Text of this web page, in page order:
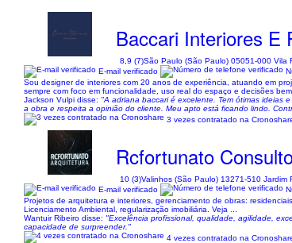
Baccari Interiores E
8,9 (7)São Paulo (São Paulo) 05051-000 Vila
E-mail verificado
Sou designer de interiores com 20 anos de experiência, atuando em
sempre com foco em funcionalidade, uso real do espaço e decisões
Jackson Vulpi disse: "A adriana baccari é excelente. Tem ótimas ideias
a obra e respeita a opinião do cliente. Meu apto está ficando lindo.
3 vezes contratado na
Rcfortunato
10 (3)Valinhos (São Paulo) 13271-510 Jardim
E-mail verificado
Projetos de arquitetura e interiores, gerenciamento de obras:
Licenciamento Ambiental, regularização imobiliária. Veja ...
Wantuir Ribeiro disse: "Excelência profissional, qualidade, agilidade,
capacidade de surpreender."
4 vezes contratado na